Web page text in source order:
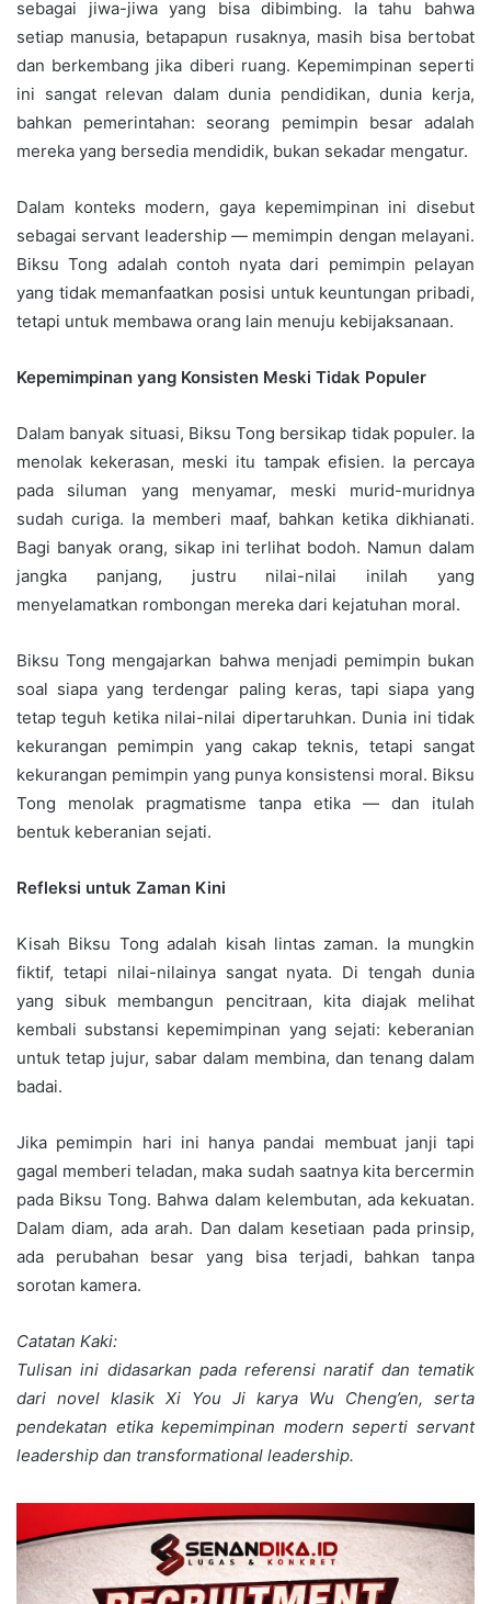
sebagai jiwa-jiwa yang bisa dibimbing. Ia tahu bahwa
setiap manusia, betapapun rusaknya, masih bisa bertobat
dan berkembang jika diberi ruang. Kepemimpinan seperti
ini sangat relevan dalam dunia pendidikan, dunia kerja,
bahkan pemerintahan: seorang pemimpin besar adalah
mereka yang bersedia mendidik, bukan sekadar mengatur.
Dalam konteks modern, gaya kepemimpinan ini disebut
sebagai servant leadership — memimpin dengan melayani.
Biksu Tong adalah contoh nyata dari pemimpin pelayan
yang tidak memanfaatkan posisi untuk keuntungan pribadi,
tetapi untuk membawa orang lain menuju kebijaksanaan.
Kepemimpinan yang Konsisten Meski Tidak Populer
Dalam banyak situasi, Biksu Tong bersikap tidak populer. Ia
menolak kekerasan, meski itu tampak efisien. Ia percaya
pada siluman yang menyamar, meski murid-muridnya
sudah curiga. Ia memberi maaf, bahkan ketika dikhianati.
Bagi banyak orang, sikap ini terlihat bodoh. Namun dalam
jangka panjang, justru nilai-nilai inilah yang
menyelamatkan rombongan mereka dari kejatuhan moral.
Biksu Tong mengajarkan bahwa menjadi pemimpin bukan
soal siapa yang terdengar paling keras, tapi siapa yang
tetap teguh ketika nilai-nilai dipertaruhkan. Dunia ini tidak
kekurangan pemimpin yang cakap teknis, tetapi sangat
kekurangan pemimpin yang punya konsistensi moral. Biksu
Tong menolak pragmatisme tanpa etika — dan itulah
bentuk keberanian sejati.
Refleksi untuk Zaman Kini
Kisah Biksu Tong adalah kisah lintas zaman. Ia mungkin
fiktif, tetapi nilai-nilainya sangat nyata. Di tengah dunia
yang sibuk membangun pencitraan, kita diajak melihat
kembali substansi kepemimpinan yang sejati: keberanian
untuk tetap jujur, sabar dalam membina, dan tenang dalam
badai.
Jika pemimpin hari ini hanya pandai membuat janji tapi
gagal memberi teladan, maka sudah saatnya kita bercermin
pada Biksu Tong. Bahwa dalam kelembutan, ada kekuatan.
Dalam diam, ada arah. Dan dalam kesetiaan pada prinsip,
ada perubahan besar yang bisa terjadi, bahkan tanpa
sorotan kamera.
Catatan Kaki:
Tulisan ini didasarkan pada referensi naratif dan tematik
dari novel klasik Xi You Ji karya Wu Cheng’en, serta
pendekatan etika kepemimpinan modern seperti servant
leadership dan transformational leadership.